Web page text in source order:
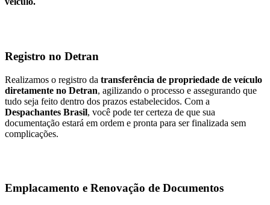
Registro no Detran
Realizamos o registro da transferência de propriedade de veículo
diretamente no Detran, agilizando o processo e assegurando que
tudo seja feito dentro dos prazos estabelecidos. Com a
Despachantes Brasil, você pode ter certeza de que sua
documentação estará em ordem e pronta para ser finalizada sem
complicações.
Emplacamento e Renovação de Documentos